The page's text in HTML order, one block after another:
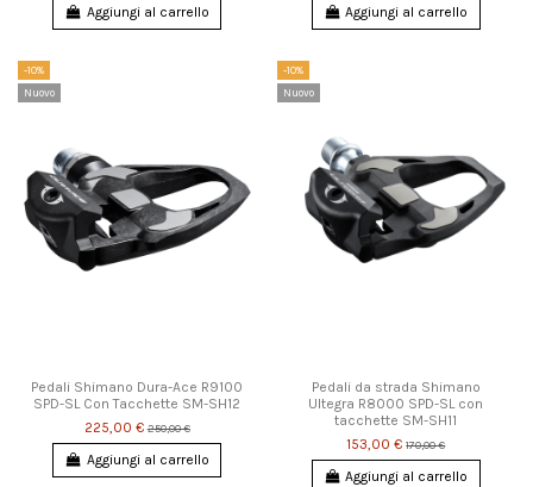
Aggiungi al carrello
Aggiungi al carrello
-10%
Nuovo
Pedali Shimano Dura-Ace R9100
SPD-SL Con Tacchette SM-SH12
225,00 € 250,00 €
Aggiungi al carrello
-10%
Nuovo
Pedali da strada Shimano
Ultegra R8000 SPD-SL con
tacchette SM-SH11
153,00 € 170,00 €
Aggiungi al carrello